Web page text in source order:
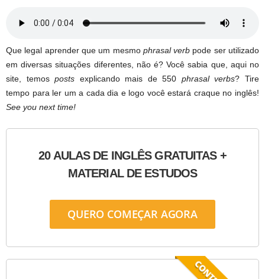
Que legal aprender que um mesmo phrasal verb pode ser utilizado
em diversas situações diferentes, não é? Você sabia que, aqui no
site, temosposts explicando mais de 550 phrasal verbs? Tire
tempo para ler um a cada dia e logo você estará craque no inglês!
See you next time!
20 AULAS DE INGLÊS GRATUITAS +
MATERIAL DE ESTUDOS
QUERO COMEÇAR AGORA